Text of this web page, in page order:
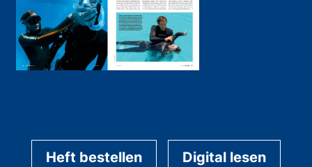
Heft bestellen Digital lesen